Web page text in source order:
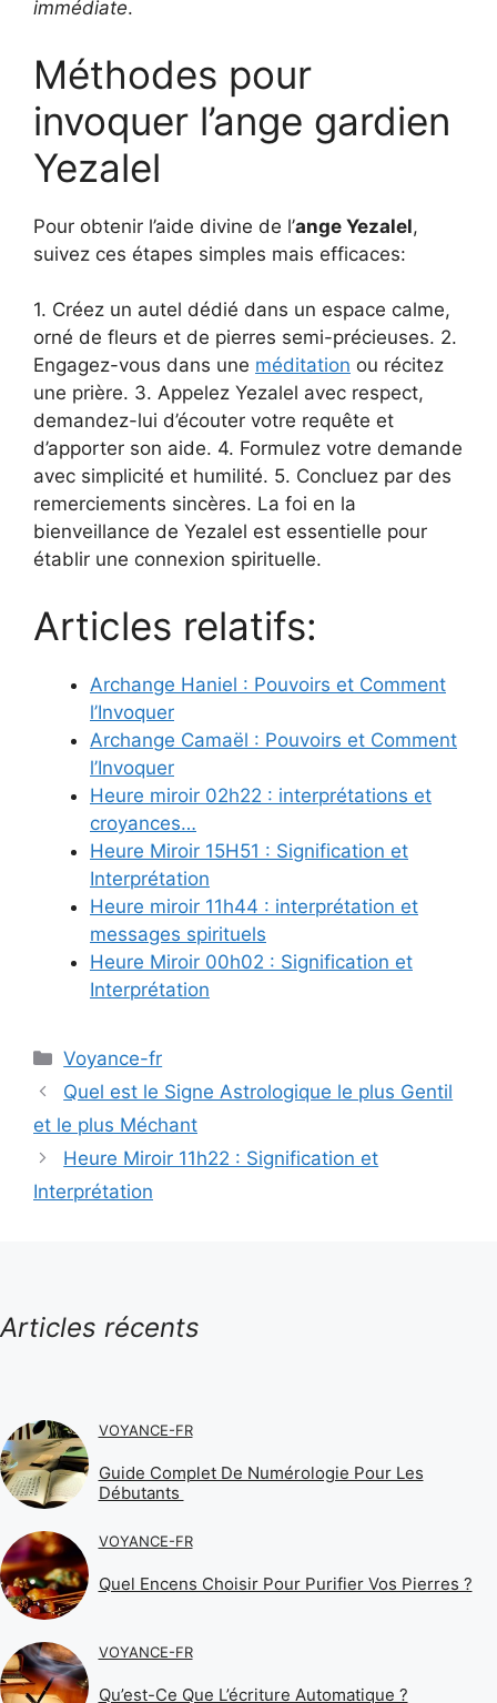
immédiate.
Méthodes pour
invoquer l’ange gardien
Yezalel
Pour obtenir l’aide divine de l’ange Yezalel,
suivez ces étapes simples mais efficaces:
1. Créez un autel dédié dans un espace calme,
orné de fleurs et de pierres semi-précieuses. 2.
Engagez-vous dans une méditation ou récitez
une prière. 3. Appelez Yezalel avec respect,
demandez-lui d’écouter votre requête et
d’apporter son aide. 4. Formulez votre demande
avec simplicité et humilité. 5. Concluez par des
remerciements sincères. La foi en la
bienveillance de Yezalel est essentielle pour
établir une connexion spirituelle.
Articles relatifs:
Archange Haniel : Pouvoirs et Comment
l’Invoquer
Archange Camaël : Pouvoirs et Comment
l’Invoquer
Heure miroir 02h22 : interprétations et
croyances…
Heure Miroir 15H51 : Signification et
Interprétation
Heure miroir 11h44 : interprétation et
messages spirituels
Heure Miroir 00h02 : Signification et
Interprétation
Catégories
Voyance-fr
Quel est le Signe Astrologique le plus Gentil
et le plus Méchant
Heure Miroir 11h22 : Signification et
Interprétation
Articles récents
VOYANCE-FR
Guide Complet De Numérologie Pour Les
Débutants
VOYANCE-FR
Quel Encens Choisir Pour Purifier Vos Pierres ?
VOYANCE-FR
Qu’est-Ce Que L’écriture Automatique ?